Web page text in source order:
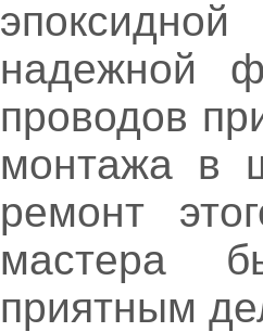
надежной
проводов
монтажа в
ремонт
мастера
приятным